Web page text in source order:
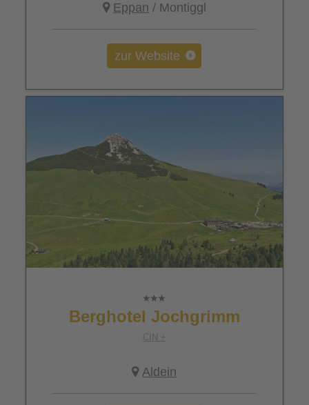
Eppan / Montiggl
zur Website
Berghotel Jochgrimm
CIN +
Aldein